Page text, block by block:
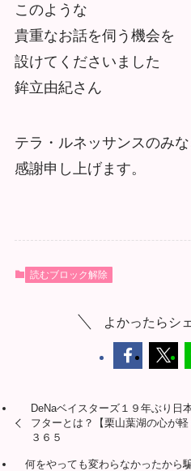
このような
貴重なお話を伺う機会を
設けてくださいました
鉾立由紀さん
テラ・ルネッサンスのみ
感謝申し上げます。
読むブロック解除
よかったらシ
DeNaベイスターズ１９年ぶり日
フターとは？【栗山葉湖の心が
３６５
何をやっても変わらなかったから